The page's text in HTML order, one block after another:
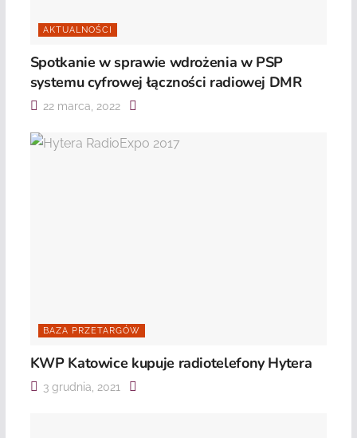
AKTUALNOŚCI
Spotkanie w sprawie wdrożenia w PSP
systemu cyfrowej łączności radiowej DMR
22 marca, 2022
BAZA PRZETARGÓW
KWP Katowice kupuje radiotelefony Hytera
3 grudnia, 2021